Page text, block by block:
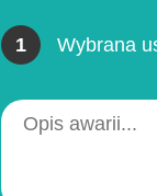
1 Wybrana